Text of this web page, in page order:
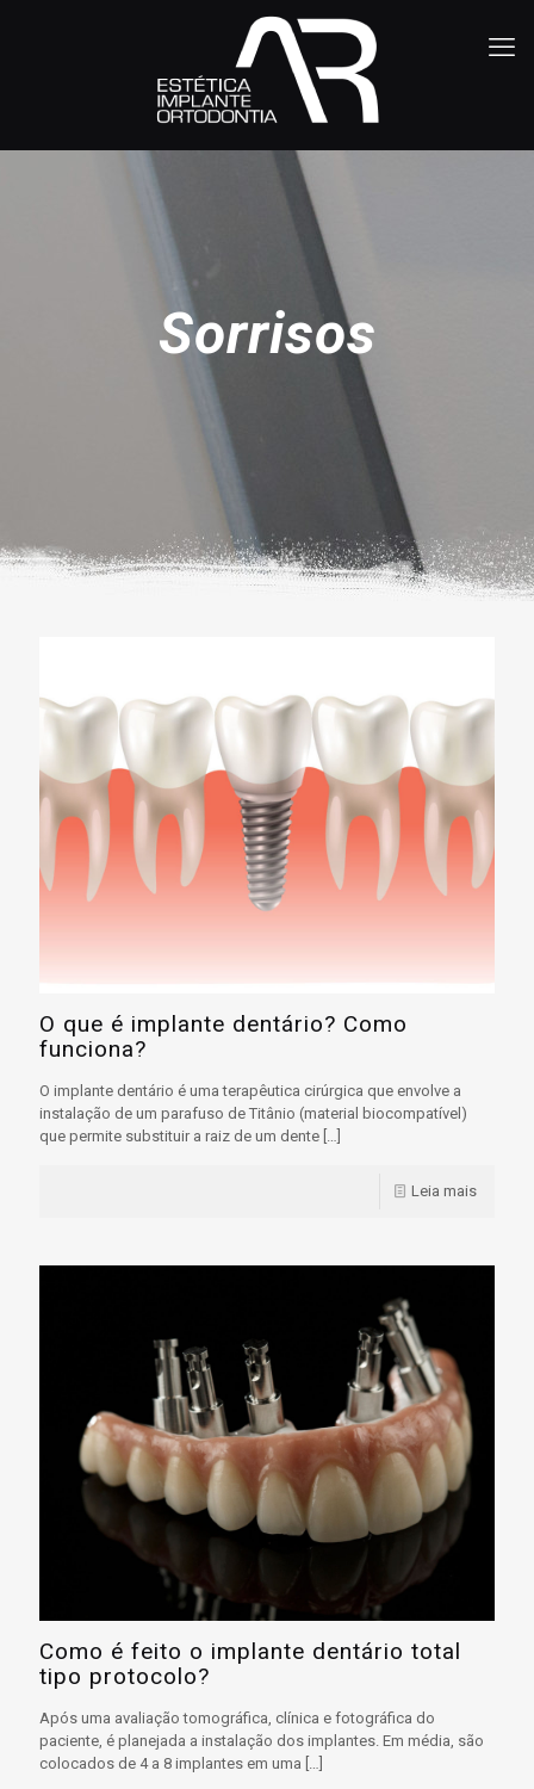
Sorrisos
O que é implante dentário? Como
funciona?
O implante dentário é uma terapêutica cirúrgica que envolve a
instalação de um parafuso de Titânio (material biocompatível)
que permite substituir a raiz de um dente […]
Leia mais
Como é feito o implante dentário total
tipo protocolo?
Após uma avaliação tomográfica, clínica e fotográfica do
paciente, é planejada a instalação dos implantes. Em média, são
colocados de 4 a 8 implantes em uma […]